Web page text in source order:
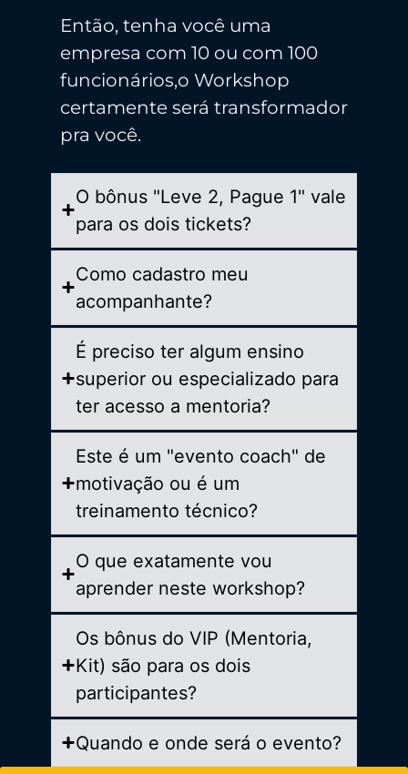
Então, tenha você uma
empresa com 10 ou com 100
funcionários,o Workshop
certamente será transformador
pra você.
O bônus "Leve 2, Pague 1" vale
para os dois tickets?
Como cadastro meu
acompanhante?
É preciso ter algum ensino
superior ou especializado para
ter acesso a mentoria?
Este é um "evento coach" de
motivação ou é um
treinamento técnico?
O que exatamente vou
aprender neste workshop?
Os bônus do VIP (Mentoria,
Kit) são para os dois
participantes?
Quando e onde será o evento?